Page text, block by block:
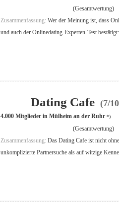
(Gesamtwertung)
Zusammenfassung: Wer der Meinung ist, dass
und auch der Onlinedating-Experten-Test
Dating Cafe (7/
4.000 Mitglieder in Mülheim an der Ruhr *)
(Gesamtwertung)
Zusammenfassung: Das Dating Cafe ist nicht
unkomplizierte Partnersuche als auf witzige